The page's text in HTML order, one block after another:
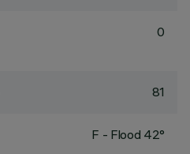
0
81
F - Flood 42°